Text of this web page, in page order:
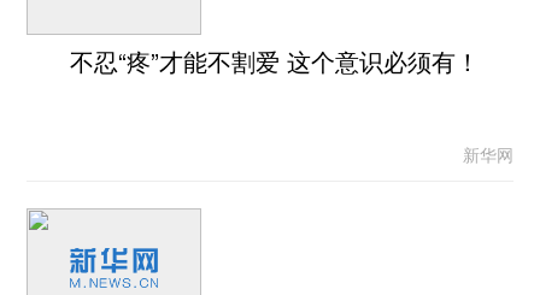
不忍“疼”才能不割爱 这个意识必须有！
新华网